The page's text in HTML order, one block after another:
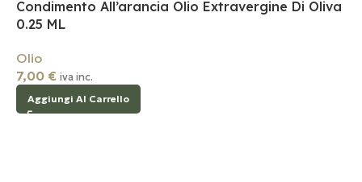
Condimento All’arancia Olio Extravergine Di Oliva
0.25 ML
Olio
7,00 € iva inc.
Aggiungi Al Carrello